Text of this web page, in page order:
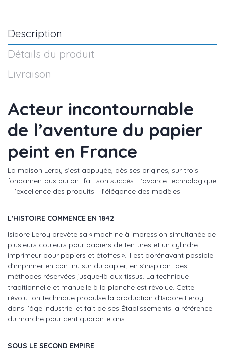
Description
Détails du produit
Livraison
Acteur incontournable
de l’aventure du papier
peint en France
La maison Leroy s’est appuyée, dès ses origines, sur trois
fondamentaux qui ont fait son succès : l’avance technologique
– l’excellence des produits – l’élégance des modèles.
L'HISTOIRE COMMENCE EN 1842
Isidore Leroy brevète sa « machine à impression simultanée de
plusieurs couleurs pour papiers de tentures et un cylindre
imprimeur pour papiers et étoffes ». Il est dorénavant possible
d’imprimer en continu sur du papier, en s’inspirant des
méthodes réservées jusque-là aux tissus. La technique
traditionnelle et manuelle à la planche est révolue. Cette
révolution technique propulse la production d’Isidore Leroy
dans l’âge industriel et fait de ses Établissements la référence
du marché pour cent quarante ans.
SOUS LE SECOND EMPIRE